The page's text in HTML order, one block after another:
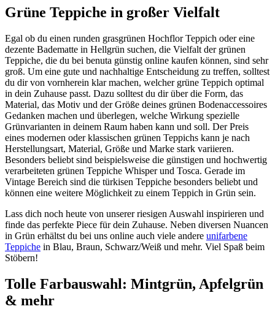
Grüne Teppiche in großer Vielfalt
Egal ob du einen runden grasgrünen Hochflor Teppich oder eine
dezente Badematte in Hellgrün suchen, die Vielfalt der grünen
Teppiche, die du bei benuta günstig online kaufen können, sind sehr
groß. Um eine gute und nachhaltige Entscheidung zu treffen, solltest
du dir von vornherein klar machen, welcher grüne Teppich optimal
in dein Zuhause passt. Dazu solltest du dir über die Form, das
Material, das Motiv und der Größe deines grünen Bodenaccessoires
Gedanken machen und überlegen, welche Wirkung spezielle
Grünvarianten in deinem Raum haben kann und soll. Der Preis
eines modernen oder klassischen grünen Teppichs kann je nach
Herstellungsart, Material, Größe und Marke stark variieren.
Besonders beliebt sind beispielsweise die günstigen und hochwertig
verarbeiteten grünen Teppiche Whisper und Tosca. Gerade im
Vintage Bereich sind die türkisen Teppiche besonders beliebt und
können eine weitere Möglichkeit zu einem Teppich in Grün sein.
Lass dich noch heute von unserer riesigen Auswahl inspirieren und
finde das perfekte Piece für dein Zuhause. Neben diversen Nuancen
in Grün erhältst du bei uns online auch viele andere unifarbene
Teppiche in Blau, Braun, Schwarz/Weiß und mehr. Viel Spaß beim
Stöbern!
Tolle Farbauswahl: Mintgrün, Apfelgrün
& mehr